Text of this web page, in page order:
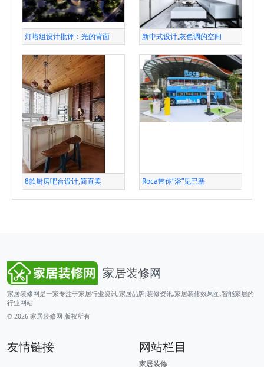
灯塔组设计批评：光的背面 新中式设计,灰色调的空间
8款厨房吧台设计,简直美 Roca带你“浴”见巴塞
家居装修网
家居装修网是一家专注于家居行业资讯,家居品牌,装修资讯,家居装修效果图,智能家居的
行业网站
© 2026 家居装修网 版权所有
友情链接 网站栏目
家居装修